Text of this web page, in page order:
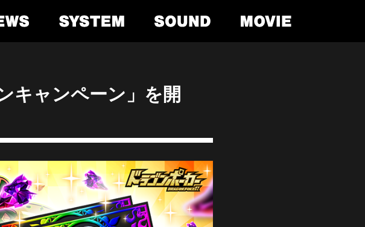
キャンペーン」を開